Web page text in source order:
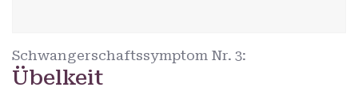
Schwangerschaftssymptom Nr. 3:
Übelkeit